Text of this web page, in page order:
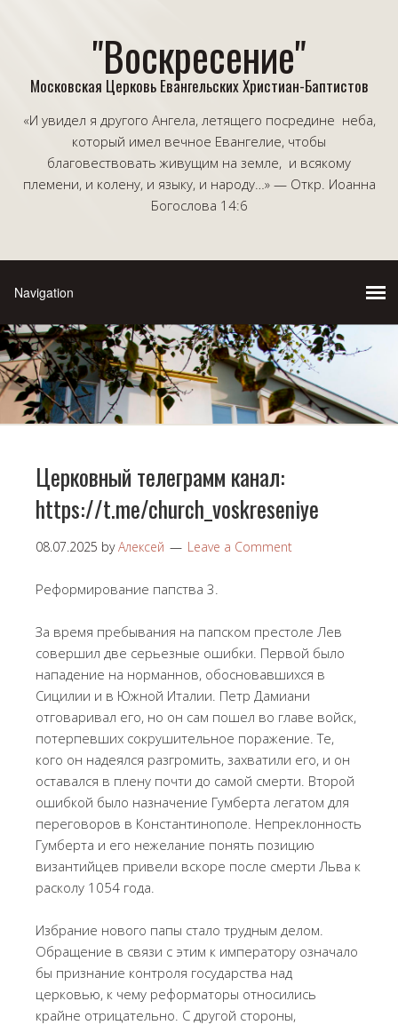
"Воскресение"
Московская Церковь Евангельских Христиан-Баптистов
«И увидел я другого Ангела, летящего посредине неба,
который имел вечное Евангелие, чтобы
благовествовать живущим на земле, и всякому
племени, и колену, и языку, и народу…» — Откр. Иоанна
Богослова 14:6
Церковный телеграмм канал:
https://t.me/church_voskreseniye
08.07.2025 byАлексей Leave a Comment
Реформирование папства 3.
За время пребывания на папском престоле Лев
совершил две серьезные ошибки. Первой было
нападение на норманнов, обосновавшихся в
Сицилии и в Южной Италии. Петр Дамиани
отговаривал его, но он сам пошел во главе войск,
потерпевших сокрушительное поражение. Те,
кого он надеялся разгромить, захватили его, и он
оставался в плену почти до самой смерти. Второй
ошибкой было назначение Гумберта легатом для
переговоров в Константинополе. Непреклонность
Гумберта и его нежелание понять позицию
византийцев привели вскоре после смерти Льва к
расколу 1054 года.
Избрание нового папы стало трудным делом.
Обращение в связи с этим к императору означало
бы признание контроля государства над
церковью, к чему реформаторы относились
крайне отрицательно. С другой стороны,